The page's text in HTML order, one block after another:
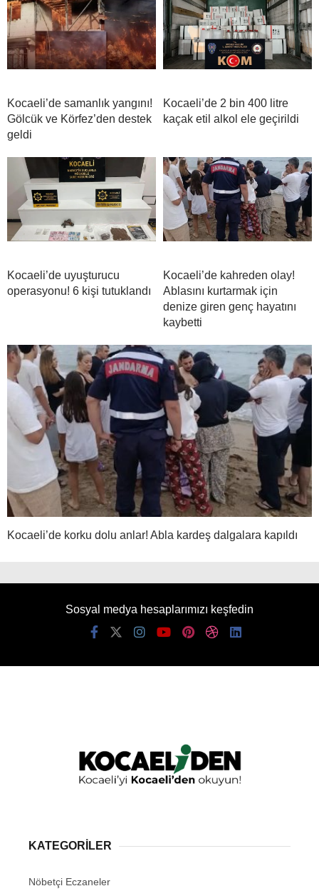
Kocaeli’de samanlık yangını!
Gölcük ve Körfez’den destek
geldi
Kocaeli’de 2 bin 400 litre
kaçak etil alkol ele geçirildi
Kocaeli’de uyuşturucu
operasyonu! 6 kişi tutuklandı
Kocaeli’de kahreden olay!
Ablasını kurtarmak için
denize giren genç hayatını
kaybetti
Kocaeli’de korku dolu anlar! Abla kardeş dalgalara kapıldı
Sosyal medya hesaplarımızı keşfedin
KATEGORİLER
Nöbetçi Eczaneler